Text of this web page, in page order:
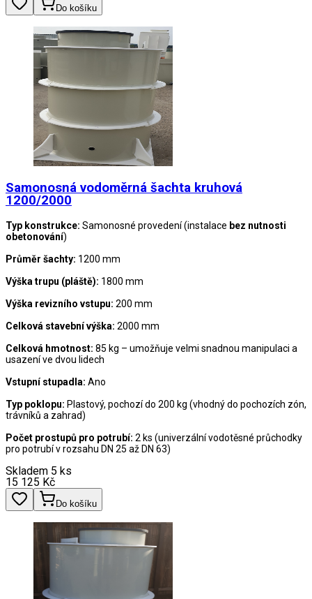
Do košíku
Samonosná vodoměrná šachta kruhová
1200/2000
Typ konstrukce: Samonosné provedení (instalace bez nutnosti
obetonování)
Průměr šachty: 1200 mm
Výška trupu (pláště): 1800 mm
Výška revizního vstupu: 200 mm
Celková stavební výška: 2000 mm
Celková hmotnost: 85 kg – umožňuje velmi snadnou manipulaci a
usazení ve dvou lidech
Vstupní stupadla: Ano
Typ poklopu: Plastový, pochozí do 200 kg (vhodný do pochozích zón,
trávníků a zahrad)
Počet prostupů pro potrubí: 2 ks (univerzální vodotěsné průchodky
pro potrubí v rozsahu DN 25 až DN 63)
Skladem 5 ks
15 125 Kč
Do košíku